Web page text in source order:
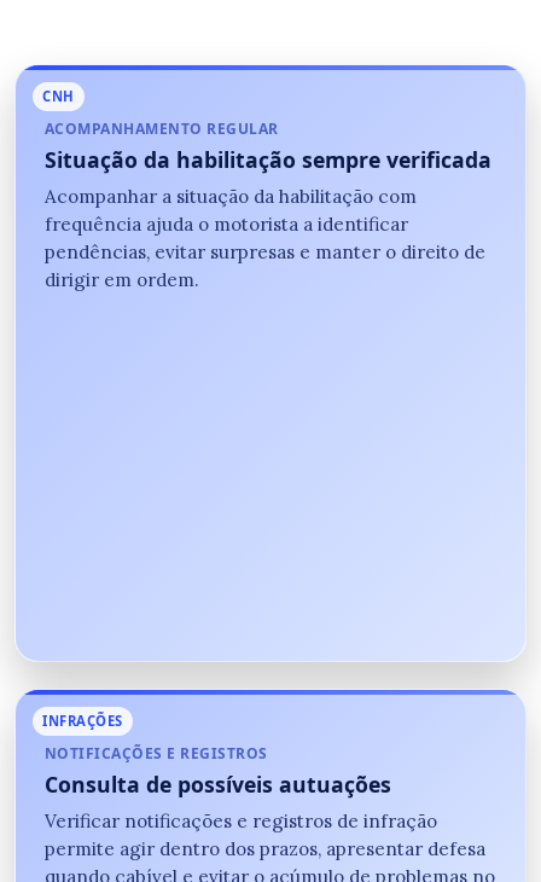
CNH
ACOMPANHAMENTO REGULAR
Situação da habilitação sempre verificada
Acompanhar a situação da habilitação com
frequência ajuda o motorista a identificar
pendências, evitar surpresas e manter o direito de
dirigir em ordem.
INFRAÇÕES
NOTIFICAÇÕES E REGISTROS
Consulta de possíveis autuações
Verificar notificações e registros de infração
permite agir dentro dos prazos, apresentar defesa
quando cabível e evitar o acúmulo de problemas no